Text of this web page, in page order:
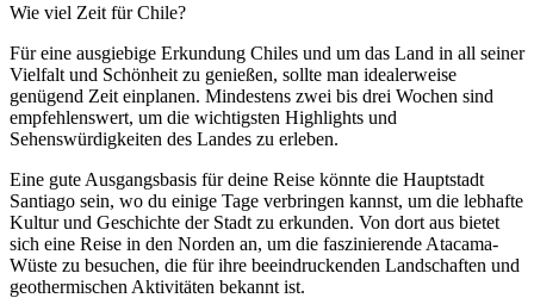
Wie viel Zeit für Chile?
Für eine ausgiebige Erkundung Chiles und um das Land in all seiner
Vielfalt und Schönheit zu genießen, sollte man idealerweise
genügend Zeit einplanen. Mindestens zwei bis drei Wochen sind
empfehlenswert, um die wichtigsten Highlights und
Sehenswürdigkeiten des Landes zu erleben.
Eine gute Ausgangsbasis für deine Reise könnte die Hauptstadt
Santiago sein, wo du einige Tage verbringen kannst, um die lebhafte
Kultur und Geschichte der Stadt zu erkunden. Von dort aus bietet
sich eine Reise in den Norden an, um die faszinierende Atacama-
Wüste zu besuchen, die für ihre beeindruckenden Landschaften und
geothermischen Aktivitäten bekannt ist.